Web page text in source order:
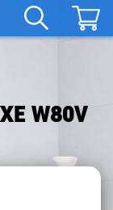
Заказать
W80V